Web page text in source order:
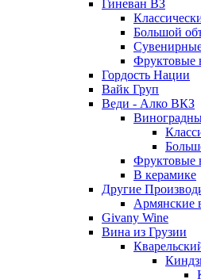
Гиневан ВЗ
Большой
Фруктовые
Гордость Нации
Вайк Груп
Веди - Алко ВКЗ
Фруктовые
В керамике
Другие
Армянские
Givany Wine
Вина из Грузии